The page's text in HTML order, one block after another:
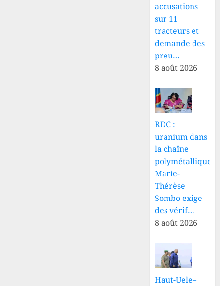
accusations
sur 11
tracteurs et
demande des
preu…
8 août 2026
RDC :
uranium dans
la chaîne
polymétallique,
Marie-
Thérèse
Sombo exige
des vérif…
8 août 2026
Haut-Uele–